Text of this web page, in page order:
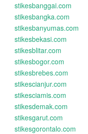
stikesbanggai.com
stikesbangka.com
stikesbanyumas.com
stikesbekasi.com
stikesblitar.com
stikesbogor.com
stikesbrebes.com
stikescianjur.com
stikesciamis.com
stikesdemak.com
stikesgarut.com
stikesgorontalo.com